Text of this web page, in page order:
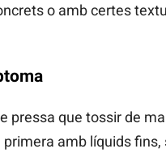
o amb certes
pressa que tossir de
amb líquids